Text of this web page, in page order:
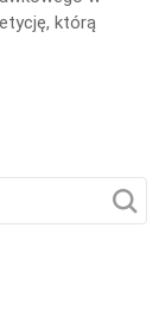
którą